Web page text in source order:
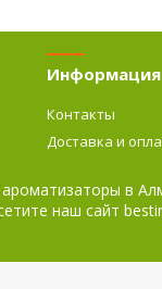
Информация
Контакты
Доставка и
в
наш сайт